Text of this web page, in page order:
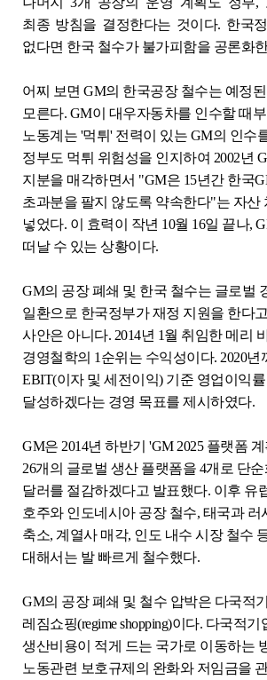
최종 방침을 결정한다는 것이다. 한국
없다면 한국 철수가 불가피함을 공론화
어찌 보면 GM의 한국공장 철수는 예정
모른다. GM이 대우자동차를 인수할 때
노동계는 '먹튀' 전력이 있는 GM의 인수
정부도 먹튀 위험성을 인지하여 2002년
지분을 매각하면서 "GM은 15년간 한국
초과분을 팔지 않도록 약속한다"는 자산
넣었다. 이 효력이 작년 10월 16일 끝나,
떠날 수 있는 상황이다.
GM의 공장 폐쇄 및 한국 철수는 글로벌
일환으로 한국정부가 재정 지원을 한다
사안은 아니다. 2014년 1월 취임한 메리
경영철학의 1순위는 수익성이다. 2020년
EBIT(이자 및 세전이익) 기준 영업이익률
달성하겠다는 경영 목표를 제시하였다.
GM은 2014년 하반기 'GM 2025 플랫폼
26개의 글로벌 생산 플랫폼을 4개로 단
달러를 절감하겠다고 발표했다. 이후 유
호주와 인도네시아 공장 철수, 태국과 러
축소, 계열사 매각, 인도 내수 시장 철수
대해서는 발 빠르게 철수했다.
GM의 공장 폐쇄 및 철수 압박은 다국적
레짐쇼핑(regime shopping)이다. 다국적
생산비용이 적게 드는 국가로 이동하는
노동관련 보호규제의 완화와 저임금을